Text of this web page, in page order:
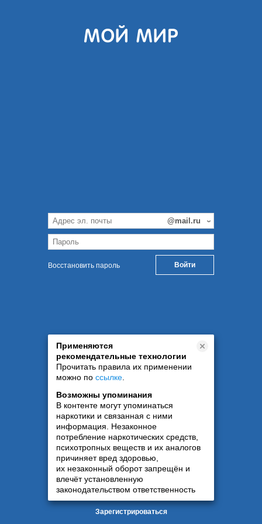
Восстановить пароль
Применяются
рекомендательные технологии
Прочитать правила их применении
можно по ссылке
Возможны упоминания
В контенте могут упоминаться
наркотики и связанная с ними
информация. Незаконное
потребление наркотических средств,
психотропных веществ и их аналогов
причиняет вред здоровью,
их незаконный оборот запрещён и
влечёт установленную
законодательством ответственность
Зарегистрироваться